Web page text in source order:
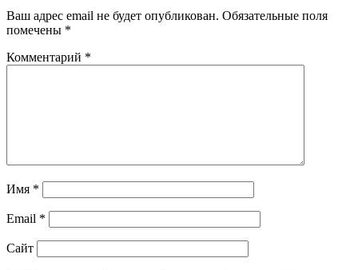
Ваш адрес email не будет опубликован. Обязательные поля
помечены *
Комментарий *
Имя *
Email *
Сайт